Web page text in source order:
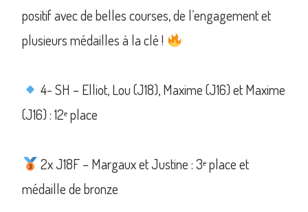
positif avec de belles courses, de l’engagement et
plusieurs médailles à la clé !
4- SH – Elliot, Lou (J18), Maxime (J16) et Maxime
(J16) : 12ᵉ place
2x J18F – Margaux et Justine : 3ᵉ place et
médaille de bronze